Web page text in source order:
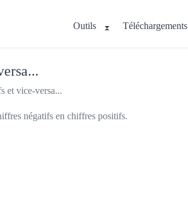
Outils Téléchargements
et vice-versa...
négatifs en chiffres positifs.